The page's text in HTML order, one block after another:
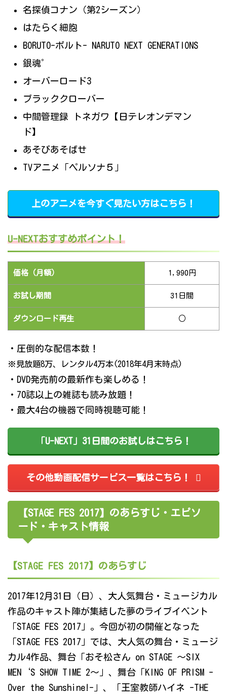
名探偵コナン（第2シーズン）
はたらく細胞
BORUTO-ボルト- NARUTO NEXT GENERATIONS
銀魂゜
オーバーロード3
ブラッククローバー
中間管理録 トネガワ【日テレオンデマン
ド】
あそびあそばせ
TVアニメ「ペルソナ５」
上のアニメを今すぐ見たい方はこちら！
U-NEXTおすすめポイント！
価格（月額） 1,990円
お試し期間 31日間
ダウンロード再生 ○
・圧倒的な配信本数！
※見放題8万、レンタル4万本(2018年4月末時点)
・DVD発売前の最新作も楽しめる！
・70誌以上の雑誌も読み放題！
・最大4台の機器で同時視聴可能！
「U-NEXT」31日間のお試しはこちら！
その他動画配信サービス一覧はこちら！
【STAGE FES 2017】のあらすじ・エピソ
ード・キャスト情報
【STAGE FES 2017】のあらすじ
2017年12月31日（日）、大人気舞台・ミュージカル
作品のキャスト陣が集結した夢のライブイベント
「STAGE FES 2017」。今回が初の開催となった
「STAGE FES 2017」では、大人気の舞台・ミュージ
カル4作品、舞台「おそ松さん on STAGE ～SIX
MEN‘S SHOW TIME 2～」、舞台「KING OF PRISM -
Over the Sunshine!-」、「王室教師ハイネ -THE